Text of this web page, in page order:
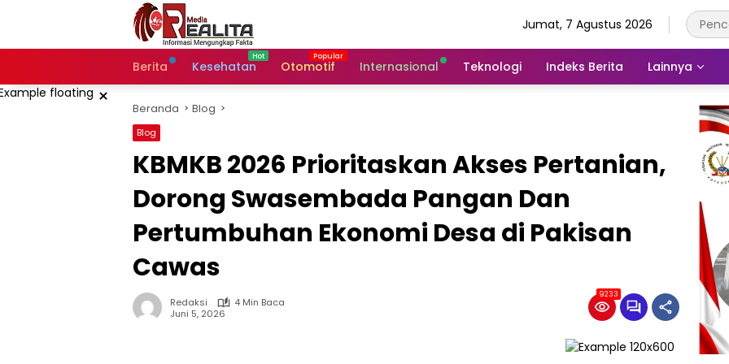
Jumat, 7 Agustus 2026
Berita Kesehatan Otomotif Internasional Teknologi Indeks Berita Lainnya
× Beranda Blog
Blog
KBMKB 2026 Prioritaskan Akses Pertanian,
Dorong Swasembada Pangan Dan
Pertumbuhan Ekonomi Desa di Pakisan
Cawas
Redaksi
4 Min Baca
Juni 5, 2026
9233